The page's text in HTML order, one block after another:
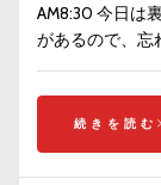
AM8:30 今日は
があるので、忘
続きを読む